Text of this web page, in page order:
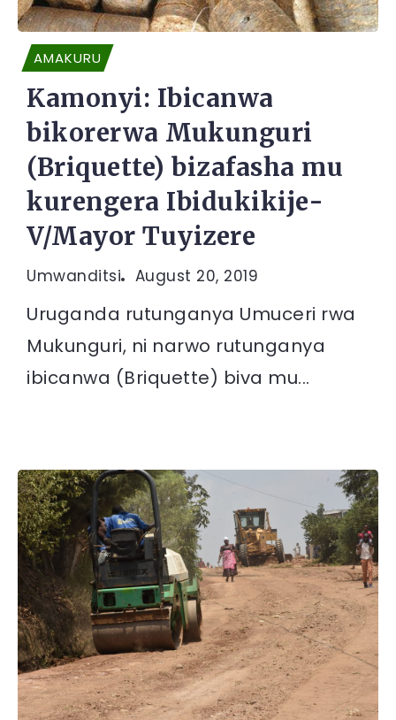
AMAKURU
Kamonyi: Ibicanwa
bikorerwa Mukunguri
(Briquette) bizafasha mu
kurengera Ibidukikije-
V/Mayor Tuyizere
Umwanditsi August 20, 2019
Uruganda rutunganya Umuceri rwa
Mukunguri, ni narwo rutunganya
ibicanwa (Briquette) biva mu...